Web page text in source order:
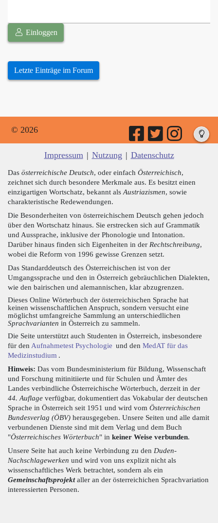
Einloggen
Letzte Einträge im Forum
© 2026
Impressum | Nutzung | Datenschutz
Das österreichische Deutsch, oder einfach Österreichisch,
zeichnet sich durch besondere Merkmale aus. Es besitzt einen
einzigartigen Wortschatz, bekannt als Austriazismen, sowie
charakteristische Redewendungen.
Die Besonderheiten von österreichischem Deutsch gehen jedoch
über den Wortschatz hinaus. Sie erstrecken sich auf Grammatik
und Aussprache, inklusive der Phonologie und Intonation.
Darüber hinaus finden sich Eigenheiten in der Rechtschreibung,
wobei die Reform von 1996 gewisse Grenzen setzt.
Das Standarddeutsch des Österreichischen ist von der
Umgangssprache und den in Österreich gebräuchlichen Dialekten,
wie den bairischen und alemannischen, klar abzugrenzen.
Dieses Online Wörterbuch der österreichischen Sprache hat
keinen wissenschaftlichen Anspruch, sondern versucht eine
möglichst umfangreiche Sammlung an unterschiedlichen
Sprachvarianten in Österreich zu sammeln.
Die Seite unterstützt auch Studenten in Österreich, insbesondere
für den Aufnahmetest Psychologie und den MedAT für das
Medizinstudium .
Hinweis: Das vom Bundesministerium für Bildung, Wissenschaft
und Forschung mitinitiierte und für Schulen und Ämter des
Landes verbindliche Österreichische Wörterbuch, derzeit in der
44. Auflage verfügbar, dokumentiert das Vokabular der deutschen
Sprache in Österreich seit 1951 und wird vom Österreichischen
Bundesverlag (ÖBV) herausgegeben. Unsere Seiten und alle damit
verbundenen Dienste sind mit dem Verlag und dem Buch
"Österreichisches Wörterbuch" in keiner Weise verbunden.
Unsere Seite hat auch keine Verbindung zu den Duden-
Nachschlagewerken und wird von uns explizit nicht als
wissenschaftliches Werk betrachtet, sondern als ein
Gemeinschaftsprojektaller an der österreichichen Sprachvariation
interessierten Personen.